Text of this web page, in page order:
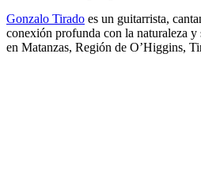
Gonzalo Tirado es un guitarrista,
conexión profunda con la naturaleza
en Matanzas, Región de O’Higgins,